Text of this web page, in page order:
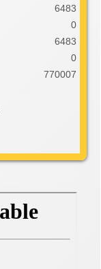
6483
0
6483
0
770007